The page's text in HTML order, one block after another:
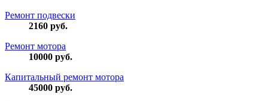
Ремонт подвески
2160 руб.
Ремонт мотора
10000 руб.
Капитальный ремонт мотора
45000 руб.